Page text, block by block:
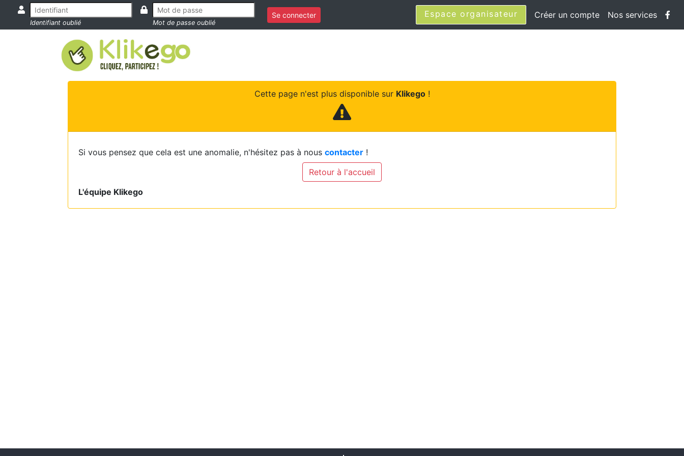
Identifiant oublié Mot de passe oublié
Se connecter Espace organisateur Créer un compte Nos services
Cette page n'est plus disponible sur Klikego!
Si vous pensez que cela est une anomalie, n'hésitez pas à nous contacter !
Retour à l'accueil
L'équipe Klikego